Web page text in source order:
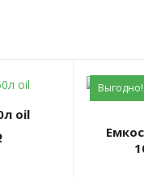
oil
Выгодно!
Емкость топливная L